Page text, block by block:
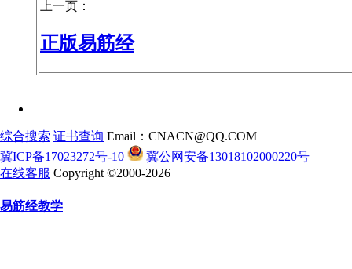
上一页：
正版易筋经
综合搜索 证书查询 Email：CNACN@QQ.COM
冀ICP备17023272号-10
冀公网安备13018102000220号
在线客服 Copyright ©2000-2026
易筋经教学